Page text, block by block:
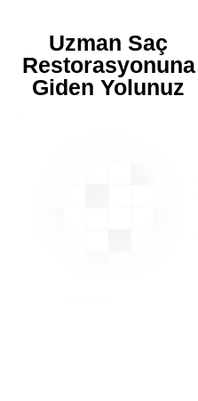
Uzman Saç
Restorasyonuna
Giden Yolunuz